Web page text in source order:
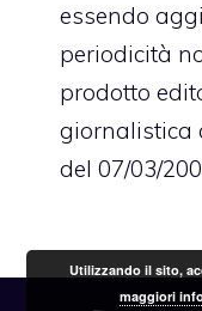
essendo
periodicità
prodotto
giornalistica
del 07/03/
Utilizzando il sito,
maggiori